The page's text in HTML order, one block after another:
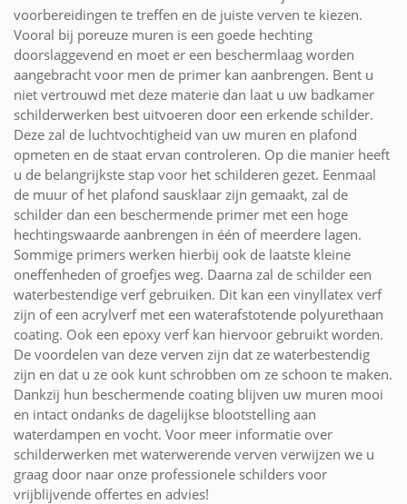
voorbereidingen te treffen en de juiste verven te kiezen.
Vooral bij poreuze muren is een goede hechting
doorslaggevend en moet er een beschermlaag worden
aangebracht voor men de primer kan aanbrengen. Bent u
niet vertrouwd met deze materie dan laat u uw badkamer
schilderwerken best uitvoeren door een erkende schilder.
Deze zal de luchtvochtigheid van uw muren en plafond
opmeten en de staat ervan controleren. Op die manier heeft
u de belangrijkste stap voor het schilderen gezet. Eenmaal
de muur of het plafond sausklaar zijn gemaakt, zal de
schilder dan een beschermende primer met een hoge
hechtingswaarde aanbrengen in één of meerdere lagen.
Sommige primers werken hierbij ook de laatste kleine
oneffenheden of groefjes weg. Daarna zal de schilder een
waterbestendige verf gebruiken. Dit kan een vinyllatex verf
zijn of een acrylverf met een waterafstotende polyurethaan
coating. Ook een epoxy verf kan hiervoor gebruikt worden.
De voordelen van deze verven zijn dat ze waterbestendig
zijn en dat u ze ook kunt schrobben om ze schoon te maken.
Dankzij hun beschermende coating blijven uw muren mooi
en intact ondanks de dagelijkse blootstelling aan
waterdampen en vocht. Voor meer informatie over
schilderwerken met waterwerende verven verwijzen we u
graag door naar onze professionele schilders voor
vrijblijvende offertes en advies!